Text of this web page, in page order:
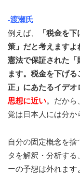
-渡瀬氏
例えば、
「税金を
策」だと考えますよ
憲法で保証された「
ます。税金を下げ
正」にあたるイデオ
思想に近い。だから
覚は日本人には分か
自分の固定概念を
タを解釈・分析す
ーの予想は外れます